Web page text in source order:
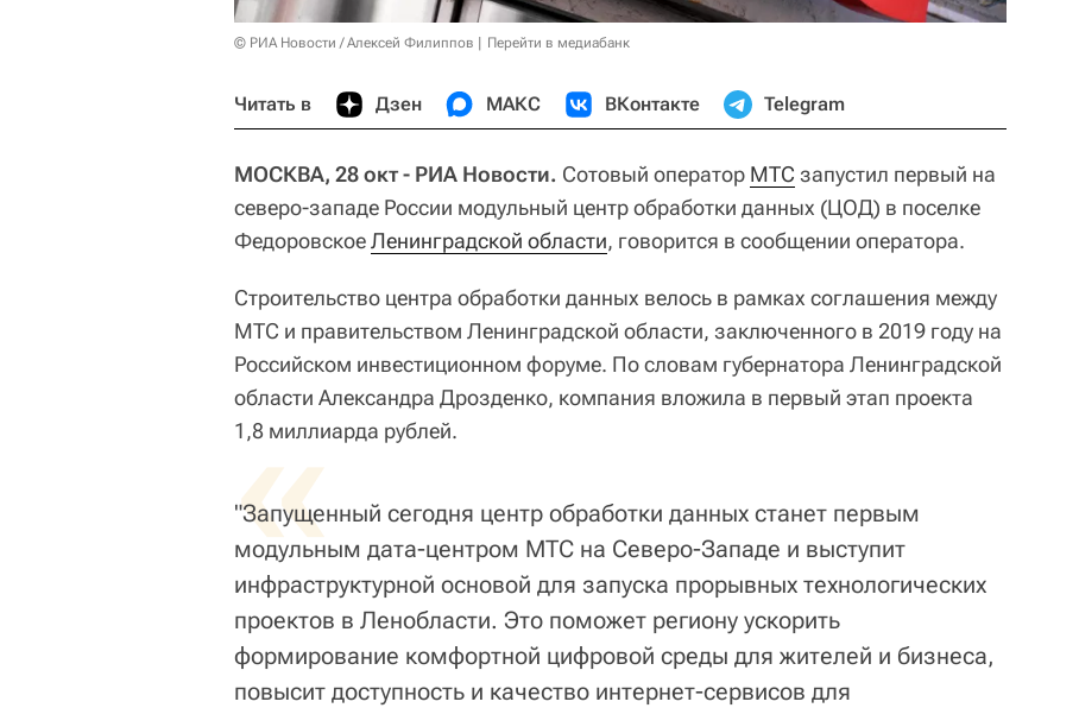
© РИА Новости / Алексей Филиппов Перейти в медиабанк
Читать в Дзен МАКС ВКонтакте Telegram
МОСКВА, 28 окт - РИА Новости. Сотовый оператор МТС запустил первый на
северо-западе России модульный центр обработки данных (ЦОД) в поселке
ФедоровскоеЛенинградской области, говорится в сообщении оператора.
Строительство центра обработки данных велось в рамках соглашения между
МТС и правительством Ленинградской области, заключенного в 2019 году на
Российском инвестиционном форуме. По словам губернатора Ленинградской
области Александра Дрозденко, компания вложила в первый этап проекта
1,8 миллиарда рублей.
«
"Запущенный сегодня центр обработки данных станет первым
модульным дата-центром МТС на Северо-Западе и выступит
инфраструктурной основой для запуска прорывных технологических
проектов в Ленобласти. Это поможет региону ускорить
формирование комфортной цифровой среды для жителей и бизнеса,
повысит доступность и качество интернет-сервисов для